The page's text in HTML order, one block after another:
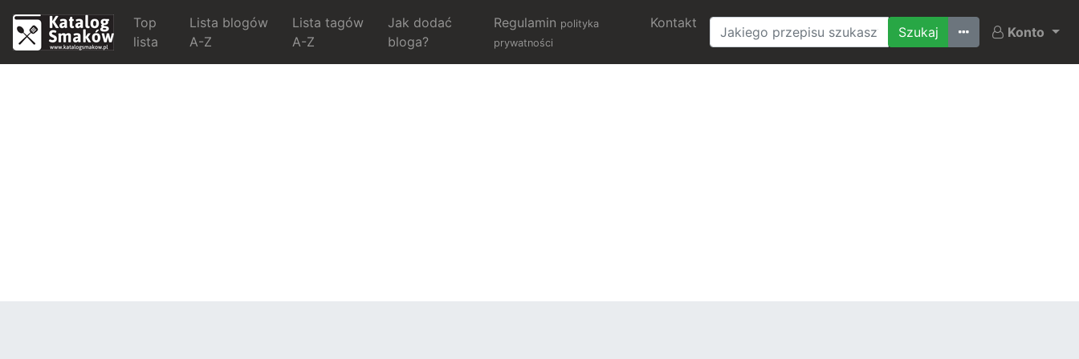
Top
lista
Lista blogów
A-Z
Lista tagów
A-Z
Jak dodać
bloga?
Regulamin polityka
prywatności
Kontakt
Ostatnio szukane
Konto